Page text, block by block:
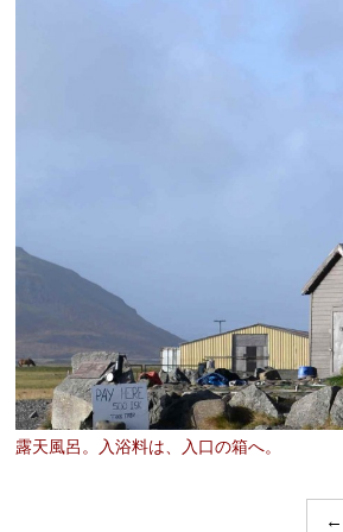
露天風呂。入浴料は、入口の箱へ。
←